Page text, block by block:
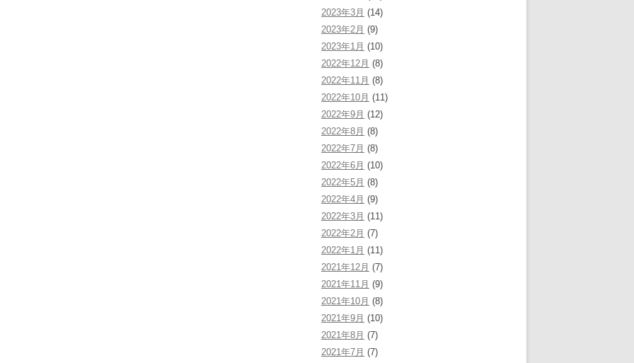
2023年3月 (14)
2023年2月 (9)
2023年1月 (10)
2022年12月 (8)
2022年11月 (8)
2022年10月 (11)
2022年9月 (12)
2022年8月 (8)
2022年7月 (8)
2022年6月 (10)
2022年5月 (8)
2022年4月 (9)
2022年3月 (11)
2022年2月 (7)
2022年1月 (11)
2021年12月 (7)
2021年11月 (9)
2021年10月 (8)
2021年9月 (10)
2021年8月 (7)
2021年7月 (7)